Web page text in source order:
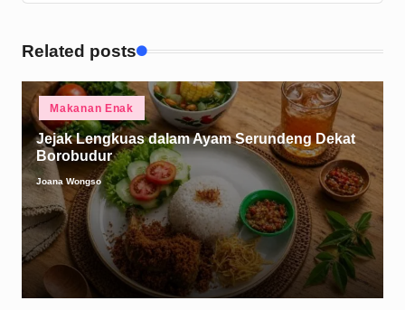
Related posts
Posted
Makanan Enak
Jejak Lengkuas dalam Ayam Serundeng Dekat
Borobudur
Posted
by
Joana Wongso